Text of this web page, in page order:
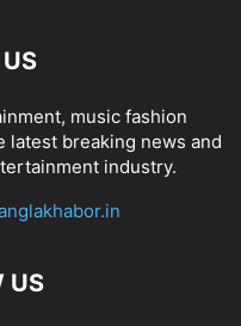
music fashion
latest breaking news and
industry.
US